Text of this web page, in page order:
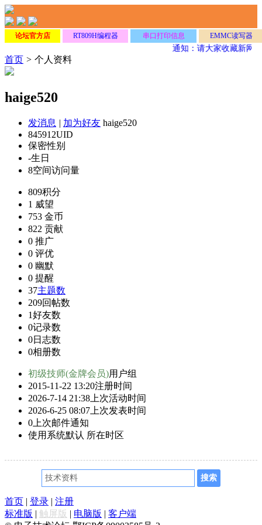
论坛官方店 RT809H编程器 串口打印信息 EMMC读写器
通知：请大家收藏新网址
首页 > 个人资料
haige520
发消息 | 加为好友 haige520
845912UID
保密性别
-生日
8空间访问量
809积分
1 威望
753 金币
822 贡献
0 推广
0 评优
0 幽默
0 提醒
37主题数
209回帖数
1好友数
0记录数
0日志数
0相册数
初级技师(金牌会员)用户组
2015-11-22 13:20注册时间
2026-7-14 21:38 上次活动时间
2026-6-25 08:07 上次发表时间
0 上次邮件通知
使用系统默认 所在时区
首页 | 登录 | 注册
标准版 | 触屏版 | 电脑版 | 客户端